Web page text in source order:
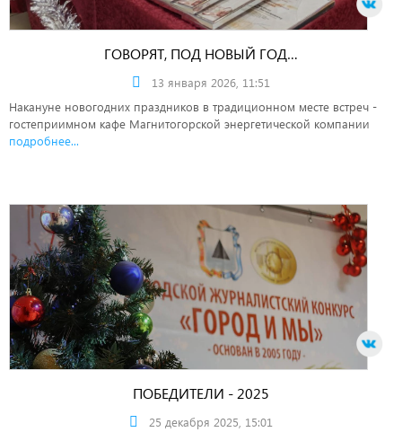
ГОВОРЯТ, ПОД НОВЫЙ ГОД…
13 января 2026, 11:51
Накануне новогодних праздников в традиционном месте встреч -
гостеприимном кафе Магнитогорской энергетической компании
подробнее...
ПОБЕДИТЕЛИ - 2025
25 декабря 2025, 15:01